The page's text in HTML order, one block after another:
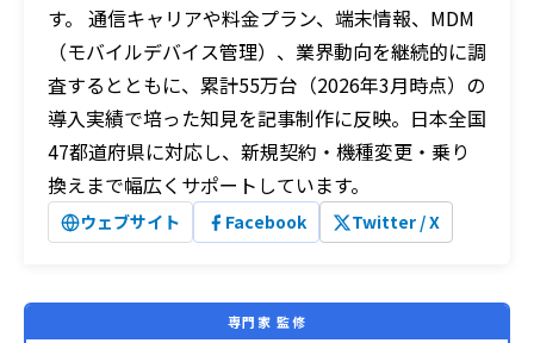
す。 通信キャリアや料金プラン、端末情報、MDM
（モバイルデバイス管理）、業界動向を継続的に調
査するとともに、累計55万台（2026年3月時点）の
導入実績で培った知見を記事制作に反映。日本全国
47都道府県に対応し、新規契約・機種変更・乗り
換えまで幅広くサポートしています。
ウェブサイト Facebook Twitter / X
専門家 監修